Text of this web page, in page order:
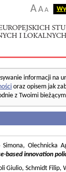
AA A
informacji na
oraz opisem jak
z Twoimi
Olechnicka
based innovation
Giulio, Schmidt Filip,